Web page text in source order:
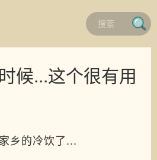
候...这个很有用
乡的冷饮了...